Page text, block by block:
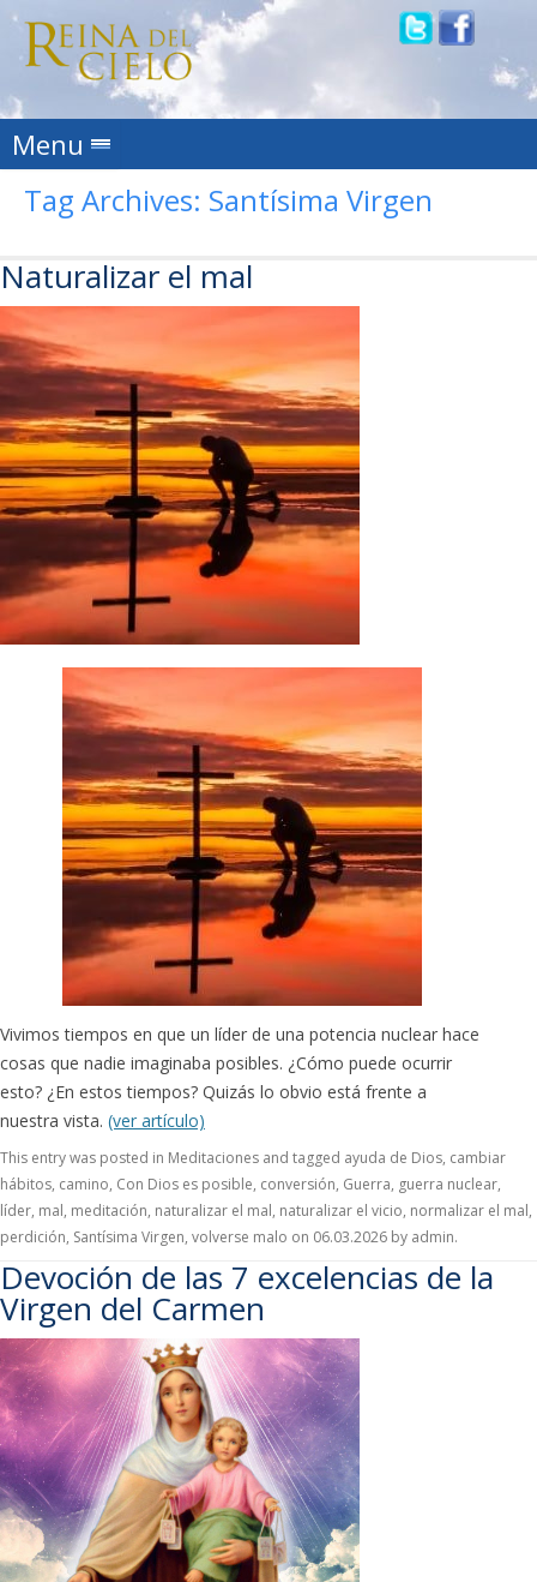
Menu Skip to content
Tag Archives: Santísima Virgen
Naturalizar el mal
Vivimos tiempos en que un líder de una potencia nuclear hace
cosas que nadie imaginaba posibles. ¿Cómo puede ocurrir
esto? ¿En estos tiempos? Quizás lo obvio está frente a
nuestra vista. (ver artículo)
This entry was posted in Meditaciones and tagged ayuda de Dios, cambiar
hábitos, camino, Con Dios es posible, conversión, Guerra, guerra nuclear,
líder, mal, meditación, naturalizar el mal, naturalizar el vicio, normalizar el mal,
perdición, Santísima Virgen, volverse malo on 06.03.2026 by admin.
Devoción de las 7 excelencias de la
Virgen del Carmen